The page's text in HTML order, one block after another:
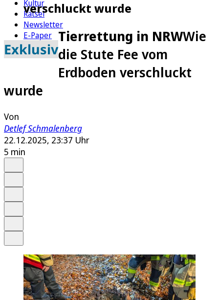
Kultur
Rätsel
Newsletter
E-Paper
verschluckt wurde
Exklusiv
Tierrettung in NRWWie
die Stute Fee vom
Erdboden verschluckt
wurde
Von
Detlef Schmalenberg
22.12.2025, 23:37 Uhr
5 min